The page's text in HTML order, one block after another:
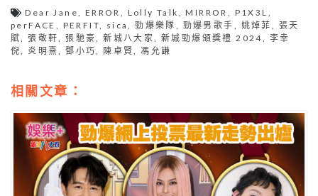
Dear Jane ERROR Lolly Talk ,MIRROR P1X3L
perFACE
PERFIT sica ,勁爆樂隊 勁爆男歌手 姚焯菲
張天
賦
,張敬軒 ,張馳豪 ,新城八大家 ,新城勁爆頒獎禮 2024
李幸
倪
炎明熹 ,鄧小巧 陳卓賢 ,馮允謙
相關文章：